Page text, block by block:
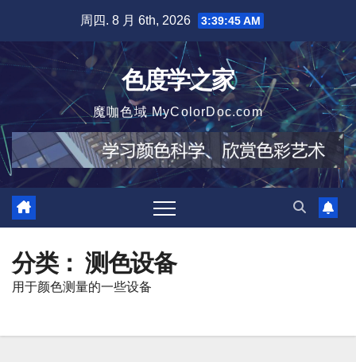
周四. 8 月 6th, 2026 3:39:46 AM
色度学之家
魔咖色域 MyColorDoc.com
分类： 测色设备
用于颜色测量的一些设备